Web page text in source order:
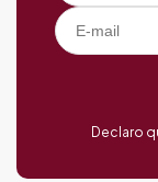
Declaro